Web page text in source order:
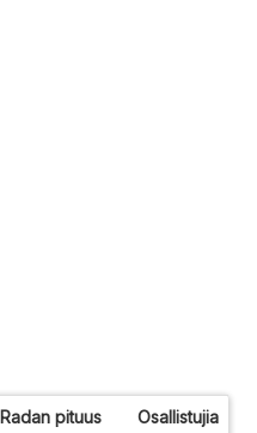
Radan pituus Osallistujia